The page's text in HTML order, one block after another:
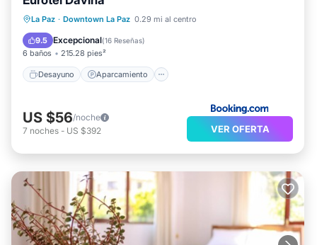
La Paz · Downtown La Paz 0.29 mi al centro
9.5 Excepcional(16 Reseñas)
6 baños 215.28 pies²
Desayuno Aparcamiento
Desayuno
Aparcamiento
Balcón/Terraza
US $56/noche
7 noches - US $392 VER OFERTA